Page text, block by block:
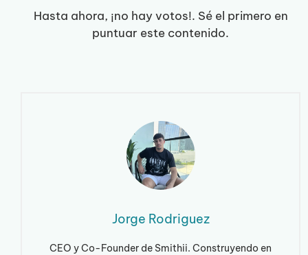
Hasta ahora, ¡no hay votos!. Sé el primero en
puntuar este contenido.
Jorge Rodriguez
CEO y Co-Founder de Smithii. Construyendo en